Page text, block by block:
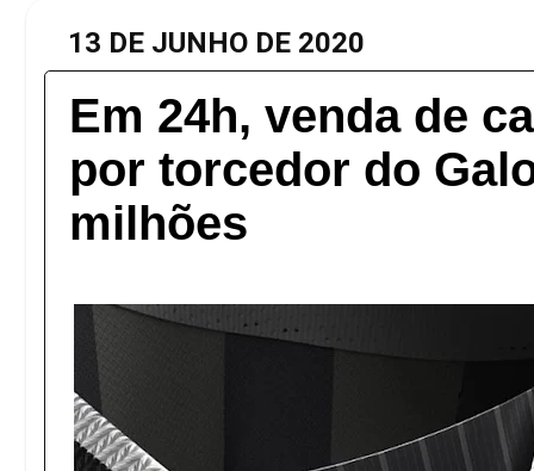
13 DE JUNHO DE 2020
Em 24h, venda de
por torcedor do
milhões